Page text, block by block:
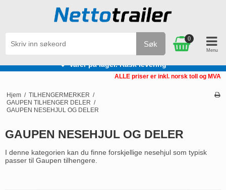
Varer på lager. Rask levering
Søk
0
ALLE priser er inkl. norsk toll og MVA
Hjem / TILHENGERMERKER /
GAUPEN TILHENGER DELER /
GAUPEN NESEHJUL OG DELER
GAUPEN NESEHJUL OG DELER
I denne kategorien kan du finne forskjellige nesehjul som typisk
passer til Gaupen tilhengere.